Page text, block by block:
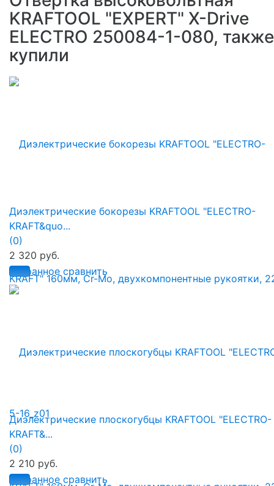
KRAFTOOL "EXPERT" X-Drive
ELECTRO 250084-1-080, также
купили
избранное сравнить
Диэлектрические бокорезы KRAFTOOL "ELECTRO-
KRAFT&quo...
(0)
2 320 руб.
избранное сравнить
Диэлектрические плоскогубцы KRAFTOOL "ELECTRO-
KRAFT&...
(0)
2 210 руб.